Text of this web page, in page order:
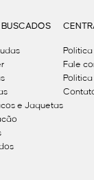
BUSCADOS
e Jaquetas
Fale